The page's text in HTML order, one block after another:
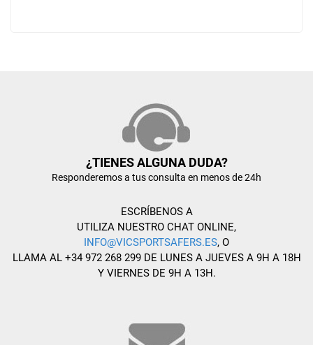
¿TIENES ALGUNA DUDA?
Responderemos a tus consulta en menos de 24h
ESCRÍBENOS A
UTILIZA NUESTRO CHAT ONLINE,
INFO@VICSPORTSAFERS.ES, O
LLAMA AL +34 972 268 299 DE LUNES A JUEVES A 9H A 18H
Y VIERNES DE 9H A 13H.